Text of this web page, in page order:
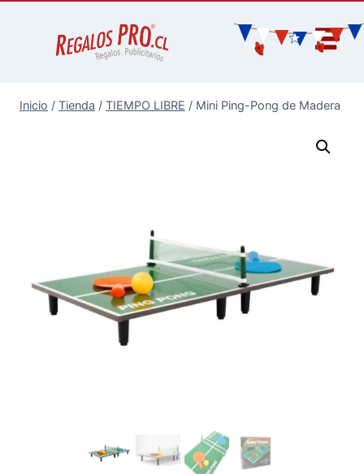
Inicio / Tienda / TIEMPO LIBRE / Mini Ping-Pong de Madera